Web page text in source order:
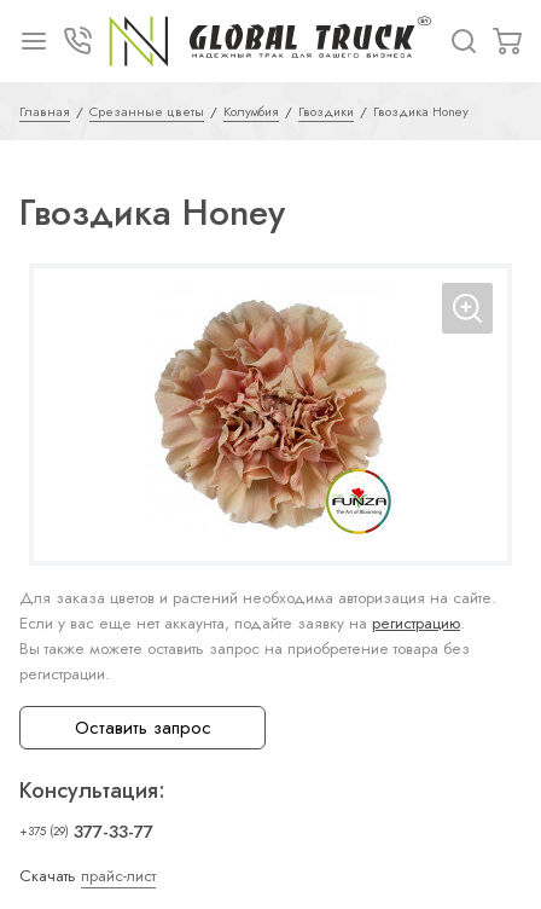
Главная Срезанные цветы Колумбия Гвоздики Гвоздика Honey
Гвоздика Honey
Для заказа цветов и растений необходима авторизация на сайте.
Если у вас еще нет аккаунта, подайте заявку на регистрацию.
Вы также можете оставить запрос на приобретение товара без
регистрации.
Оставить запрос
Консультация:
+375 (29) 377-33-77
Скачать прайс-лист